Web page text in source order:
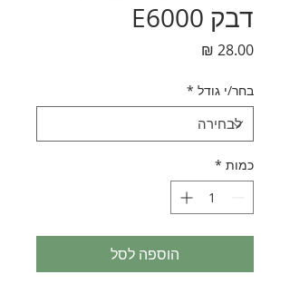
דבק E6000
בחר/י גודל *
כמות *
הוספה לסל